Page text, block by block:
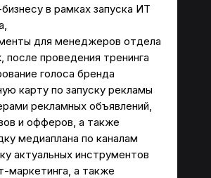
в рамках запуска ИТ
для менеджеров отдела
после проведения тренинга
голоса бренда
карту по запуску рекламы
рекламных объявлений,
и офферов, а также
медиаплана по каналам
актуальных инструментов
маркетинга, а также